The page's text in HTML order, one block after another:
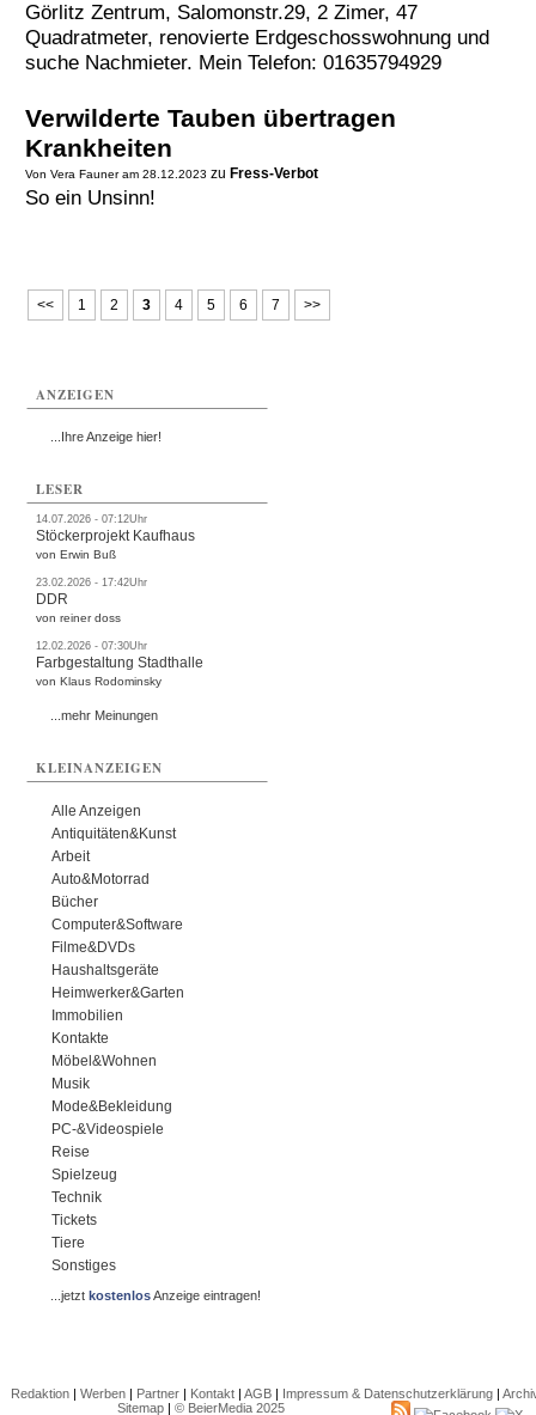
Görlitz Zentrum, Salomonstr.29, 2 Zimer, 47
Quadratmeter, renovierte Erdgeschosswohnung und
suche Nachmieter. Mein Telefon: 01635794929
Verwilderte Tauben übertragen
Krankheiten
Von Vera Fauner am 28.12.2023 zu Fress-Verbot
So ein Unsinn!
<< 1 2 3 4 5 6 7 >>
ANZEIGEN
...Ihre Anzeige hier!
LESER
14.07.2026 - 07:12Uhr
Stöckerprojekt Kaufhaus
von Erwin Buß
23.02.2026 - 17:42Uhr
DDR
von reiner doss
12.02.2026 - 07:30Uhr
Farbgestaltung Stadthalle
von Klaus Rodominsky
...mehr Meinungen
KLEINANZEIGEN
Alle Anzeigen
Antiquitäten&Kunst
Arbeit
Auto&Motorrad
Bücher
Computer&Software
Filme&DVDs
Haushaltsgeräte
Heimwerker&Garten
Immobilien
Kontakte
Möbel&Wohnen
Musik
Mode&Bekleidung
PC-&Videospiele
Reise
Spielzeug
Technik
Tickets
Tiere
Sonstiges
...jetztkostenlosAnzeige eintragen!
Redaktion| Werben| Partner| Kontakt| AGB| Impressum & Datenschutzerklärung|
Sitemap| © BeierMedia 2025